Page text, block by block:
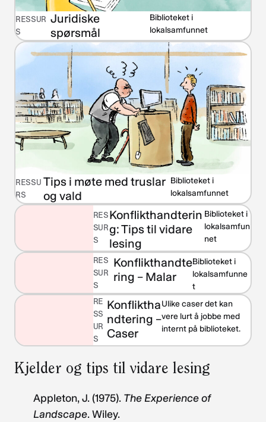
RESSUR
S
Juridiske
spørsmål
Biblioteket i
lokalsamfunnet
RESSU
RS
Tips i møte med truslar
og vald
Biblioteket i
lokalsamfunnet
RES
SUR
S
Konflikthandterin
g: Tips til vidare
lesing
Biblioteket i
lokalsamfun
net
RES
SUR
S
Konflikthandte
ring – Malar
Biblioteket i
lokalsamfunne
t
RE
SS
UR
S
Konfliktha
ndtering –
Caser
Ulike caser det kan
vere lurt å jobbe med
internt på biblioteket.
Kjelder og tips til vidare lesing
Appleton, J. (1975). TheExperience of
Landscape. Wiley.